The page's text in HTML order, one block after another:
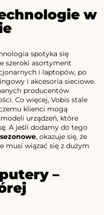
w
spotyka się
szeroki asortyment
i laptopów, po
i akcesoria sieciowe.
producentów
Co więcej, Vobis stale
klienci mogą
urządzeń, które
A jeśli dodamy do tego
, okazuje się, że
musi wiązać się z dużym
–